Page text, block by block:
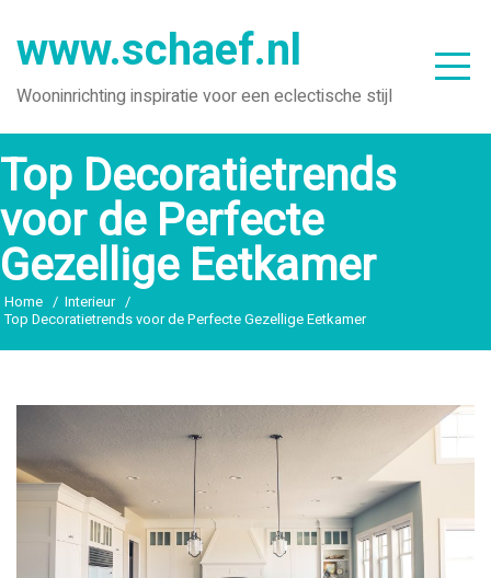
naar
inhoud
www.schaef.nl
Wooninrichting inspiratie voor een eclectische stijl
Top Decoratietrends
voor de Perfecte
Gezellige Eetkamer
Home
Interieur
Top Decoratietrends voor de Perfecte Gezellige Eetkamer